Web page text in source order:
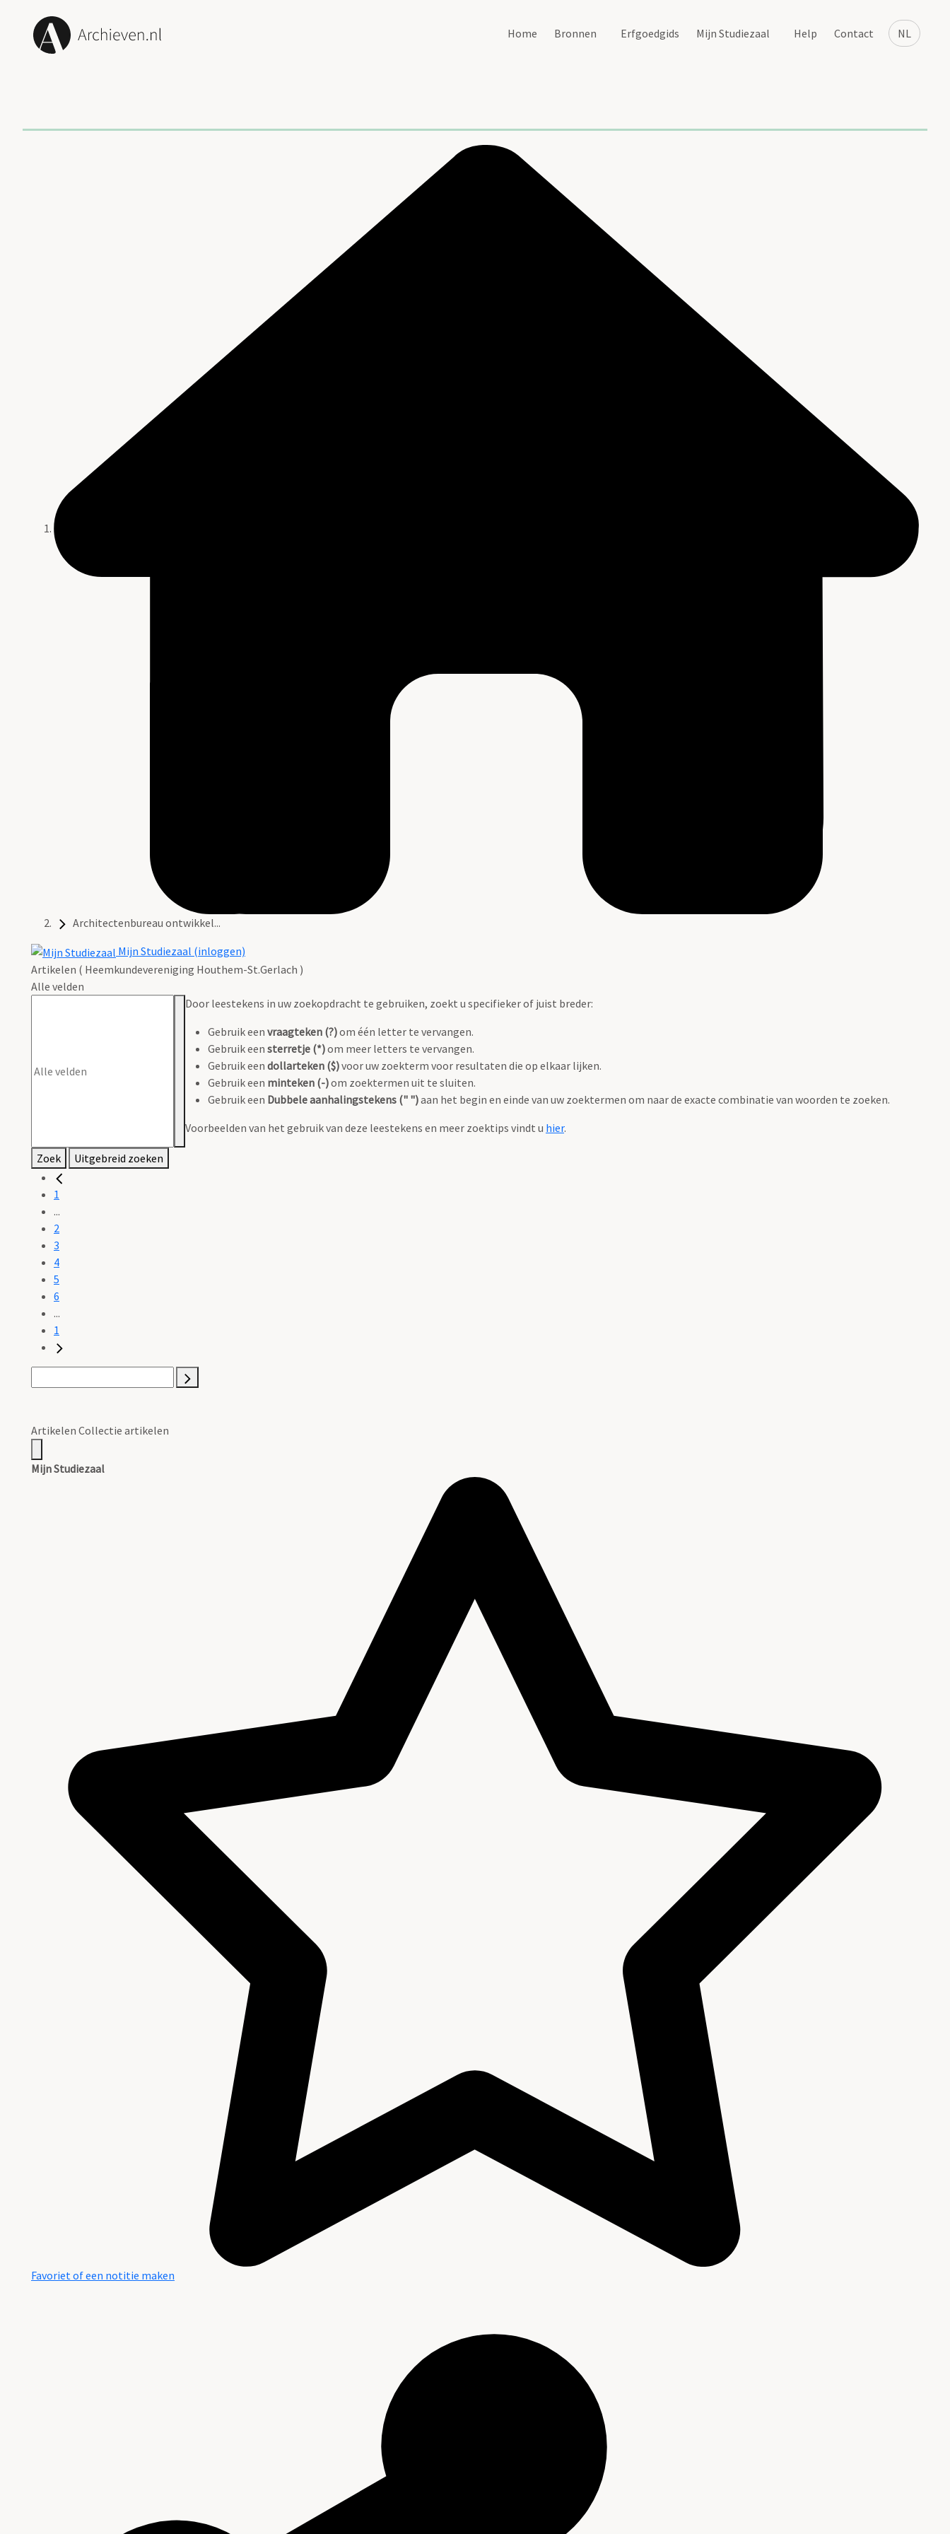
NL
Home Bronnen Erfgoedgids Mijn Studiezaal Help Contact
Architectenbureau ontwikkel...
Mijn Studiezaal (inloggen)
Artikelen ( Heemkundevereniging Houthem-St.Gerlach )
Alle velden
Door leestekens in uw zoekopdracht te gebruiken, zoekt u specifieker of juist breder:
Gebruik een vraagteken (?)om één letter te vervangen.
Gebruik een sterretje (*)om meer letters te vervangen.
Gebruik een dollarteken ($)voor uw zoekterm voor resultaten die op elkaar lijken.
Gebruik een minteken (-)om zoektermen uit te sluiten.
Gebruik een Dubbele aanhalingstekens (" ")aan het begin en einde van uw zoektermen om naar de exacte combinatie van woorden te zoeken.
Voorbeelden van het gebruik van deze leestekens en meer zoektips vindt u hier.
Zoek Uitgebreid zoeken
1
...
2
3
4
5
6
...
1
Artikelen Collectie artikelen
Mijn Studiezaal
Favoriet of een notitie maken